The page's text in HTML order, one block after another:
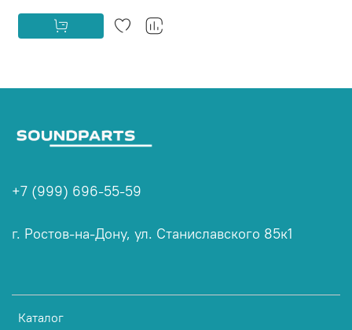
Каталог
+7 (999) 696-55-59
г. Ростов-на-Дону, ул. Станиславского 85к1